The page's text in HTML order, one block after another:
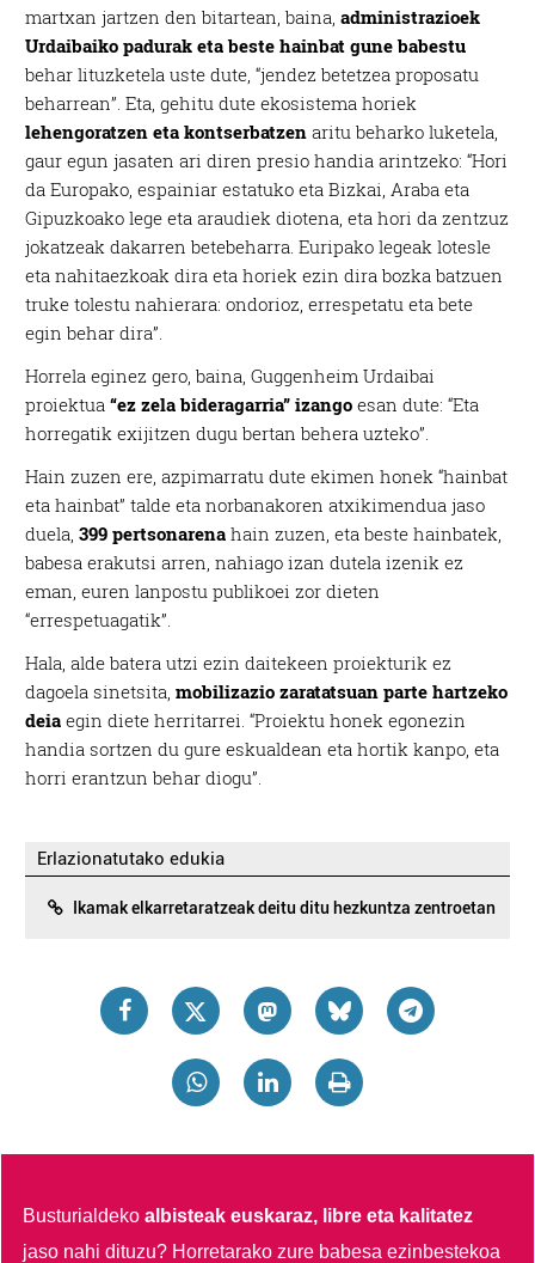
martxan jartzen den bitartean, baina,administrazioek
Urdaibaiko padurak eta beste hainbat gune babestu
behar lituzketela uste dute, “jendez betetzea proposatu
beharrean”. Eta, gehitu dute ekosistema horiek
lehengoratzen eta kontserbatzen aritu beharko luketela,
gaur egun jasaten ari diren presio handia arintzeko: “Hori
da Europako, espainiar estatuko eta Bizkai, Araba eta
Gipuzkoako lege eta araudiek diotena, eta hori da zentzuz
jokatzeak dakarren betebeharra. Euripako legeak lotesle
eta nahitaezkoak dira eta horiek ezin dira bozka batzuen
truke tolestu nahierara: ondorioz, errespetatu eta bete
egin behar dira”.
Horrela eginez gero, baina, Guggenheim Urdaibai
proiektua “ez zela bideragarria” izango esan dute: “Eta
horregatik exijitzen dugu bertan behera uzteko”.
Hain zuzen ere, azpimarratu dute ekimen honek “hainbat
eta hainbat” talde eta norbanakoren atxikimendua jaso
duela,399 pertsonarena hain zuzen, eta beste hainbatek,
babesa erakutsi arren, nahiago izan dutela izenik ez
eman, euren lanpostu publikoei zor dieten
“errespetuagatik”.
Hala, alde batera utzi ezin daitekeen proiekturik ez
dagoela sinetsita,mobilizazio zaratatsuan parte hartzeko
deia egin diete herritarrei. “Proiektu honek egonezin
handia sortzen du gure eskualdean eta hortik kanpo, eta
horri erantzun behar diogu”.
Erlazionatutako edukia
Ikamak elkarretaratzeak deitu ditu hezkuntza zentroetan
Busturialdekoalbisteak euskaraz, libre eta kalitatez
jaso nahi dituzu? Horretarako zure babesa ezinbestekoa